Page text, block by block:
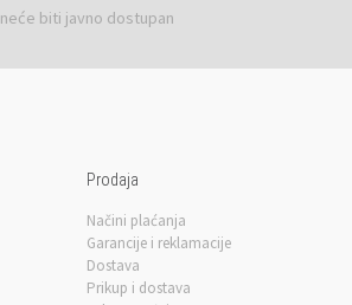
neće biti javno dostupan
Prodaja
Načini plaćanja
Garancije i reklamacije
Dostava
Prikup i dostava